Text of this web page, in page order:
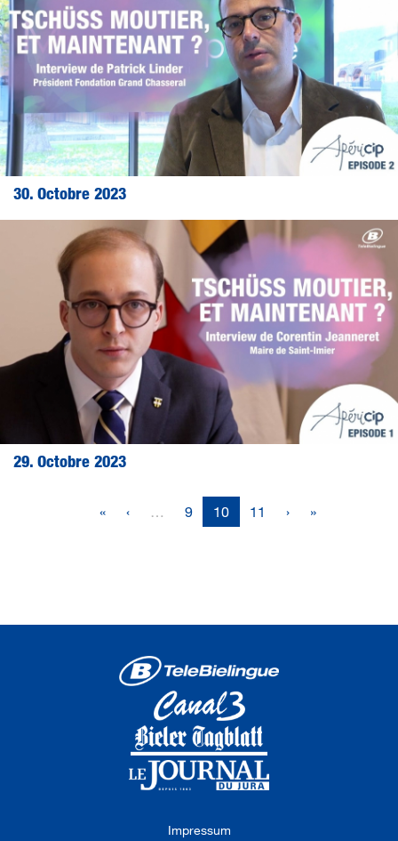
30. Octobre 2023
29. Octobre 2023
« ‹ 9 10 11 › »
Impressum